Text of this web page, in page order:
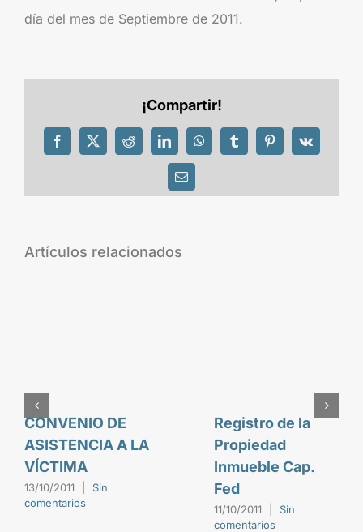
día del mes de Septiembre de 2011.
¡Compartir!
Facebook
X RedditLinkedInWhatsAppTumblrPinterest
Vk
Correo
electrónico
Artículos relacionados
Registro de la
Propiedad
Inmueble Cap.
Fed
11/10/2011
Registro de la
Propiedad de la
Pcia de Buenos
Aires
11/10/2011 | Sin
comentarios